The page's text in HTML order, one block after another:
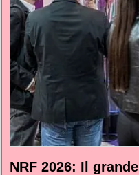
NRF 2026: Il